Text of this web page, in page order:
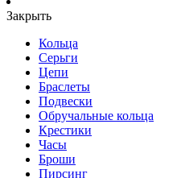
Закрыть
Кольца
Серьги
Цепи
Браслеты
Подвески
Обручальные кольца
Крестики
Часы
Броши
Пирсинг